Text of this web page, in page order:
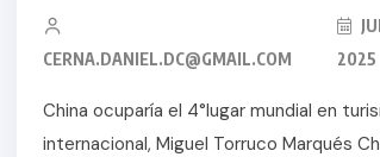
CERNA.DANIEL.DC@GMAIL.COM
2025
China ocuparía el 4°lugar mundial en
internacional, Miguel Torruco Marqués